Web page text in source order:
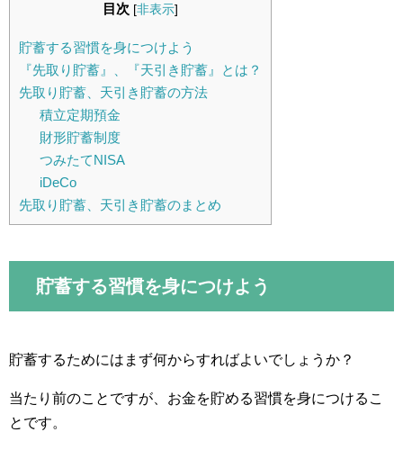
目次 [非表示]
貯蓄する習慣を身につけよう
『先取り貯蓄』、『天引き貯蓄』とは？
先取り貯蓄、天引き貯蓄の方法
積立定期預金
財形貯蓄制度
つみたてNISA
iDeCo
先取り貯蓄、天引き貯蓄のまとめ
貯蓄する習慣を身につけよう
貯蓄するためにはまず何からすればよいでしょうか？
当たり前のことですが、お金を貯める習慣を身につけるこ
とです。